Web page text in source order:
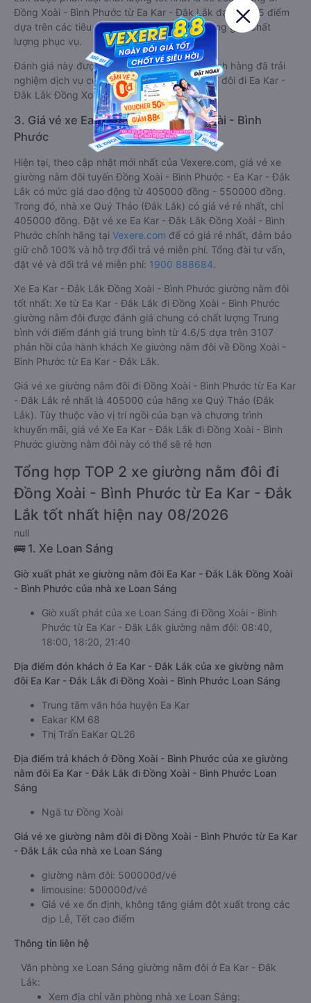
Đồng Xoài - Bình Phước từ Ea Kar - Đắk Lắk đạt 4.9 / 5 điểm
dựa trên các tiêu chí như: Chất lượng xe, Đúng giờ, Chất
lượng phục vụ.
Đánh giá này được viết trực tiếp bởi các khách hàng đã trải
nghiệm dịch vụ của các hãng xe giường nằm đôi đi Ea Kar -
Đắk Lắk Đồng Xoài - Bình Phước .
3. Giá vé xe Ea Kar - Đắk Lắk Đồng Xoài - Bình
Phước
Hiện tại, theo cập nhật mới nhất của Vexere.com, giá vé xe
giường nằm đôi tuyến Đồng Xoài - Bình Phước - Ea Kar - Đắk
Lắk có mức giá dao động từ 405000 đồng - 550000 đồng.
Trong đó, nhà xe Quý Thảo (Đắk Lắk) có giá vé rẻ nhất, chỉ
405000 đồng. Đặt vé xe Ea Kar - Đắk Lắk Đồng Xoài - Bình
Phước chính hãng tại Vexere.com để có giá rẻ nhất, đảm bảo
giữ chỗ 100% và hỗ trợ đổi trả vé miễn phí. Tổng đài tư vấn,
đặt vé và đổi trả vé miễn phí: 1900 888684.
Xe Ea Kar - Đắk Lắk Đồng Xoài - Bình Phước giường nằm đôi
tốt nhất: Xe từ Ea Kar - Đắk Lắk đi Đồng Xoài - Bình Phước
giường nằm đôi được đánh giá chung có chất lượng Trung
bình với điểm đánh giá trung bình từ 4.6/5 dựa trên 3107
phản hồi của hành khách Xe giường nằm đôi về Đồng Xoài -
Bình Phước từ Ea Kar - Đắk Lắk.
Giá vé xe giường nằm đôi đi Đồng Xoài - Bình Phước từ Ea Kar
- Đắk Lắk rẻ nhất là 405000 của hãng xe Quý Thảo (Đắk
Lắk). Tùy thuộc vào vị trí ngồi của bạn và chương trình
khuyến mãi, giá vé Xe Ea Kar - Đắk Lắk đi Đồng Xoài - Bình
Phước giường nằm đôi này có thể sẽ rẻ hơn
Tổng hợp TOP 2 xe giường nằm đôi đi
Đồng Xoài - Bình Phước từ Ea Kar - Đắk
Lắk tốt nhất hiện nay 08/2026
null
🚌 1. Xe Loan Sáng
Giờ xuất phát xe giường nằm đôi Ea Kar - Đắk Lắk Đồng Xoài
- Bình Phước của nhà xe Loan Sáng
Giờ xuất phát của xe Loan Sáng đi Đồng Xoài - Bình
Phước từ Ea Kar - Đắk Lắk giường nằm đôi: 08:40,
18:00, 18:20, 21:40
Địa điểm đón khách ở Ea Kar - Đắk Lắk của xe giường nằm
đôi Ea Kar - Đắk Lắk đi Đồng Xoài - Bình Phước Loan Sáng
Trung tâm văn hóa huyện Ea Kar
Eakar KM 68
Thị Trấn EaKar QL26
Địa điểm trả khách ở Đồng Xoài - Bình Phước của xe giường
nằm đôi Ea Kar - Đắk Lắk đi Đồng Xoài - Bình Phước Loan
Sáng
Ngã tư Đồng Xoài
Giá vé xe giường nằm đôi đi Đồng Xoài - Bình Phước từ Ea Kar
- Đắk Lắk của nhà xe Loan Sáng
giường nằm đôi: 500000đ/vé
limousine: 500000đ/vé
Giá vé xe ổn định, không tăng giảm đột xuất trong các
dịp Lễ, Tết cao điểm
Thông tin liên hệ
Văn phòng xe Loan Sáng giường nằm đôi ở Ea Kar - Đắk
Lắk:
Xem địa chỉ văn phòng nhà xe Loan Sáng: